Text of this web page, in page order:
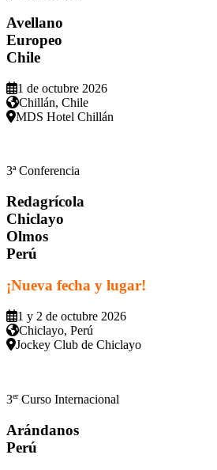
Avellano
Europeo
Chile
1 de octubre 2026
Chillán, Chile
MDS Hotel Chillán
3ª Conferencia
Redagrícola
Chiclayo
Olmos
Perú
¡Nueva fecha y lugar!
1 y 2 de octubre 2026
Chiclayo, Perú
Jockey Club de Chiclayo
3erCurso Internacional
Arándanos
Perú